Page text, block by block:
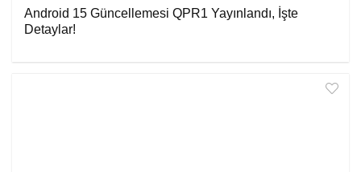
Android 15 Güncellemesi QPR1 Yayınlandı, İşte
Detaylar!